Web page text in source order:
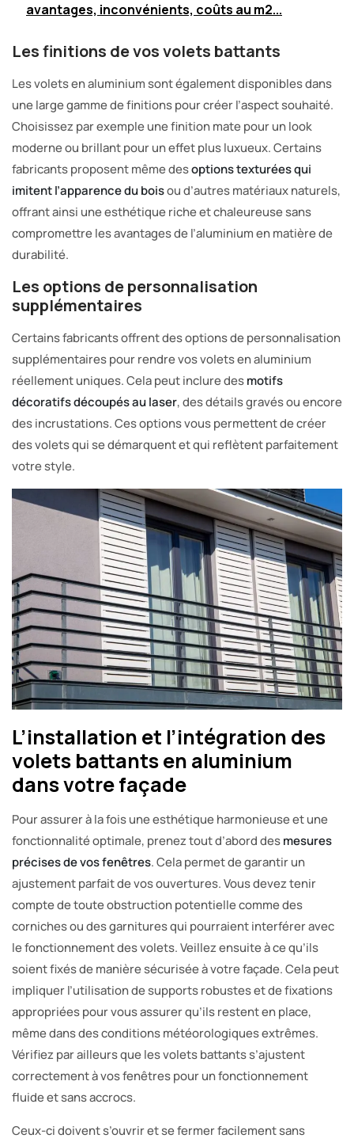
avantages, inconvénients, coûts au m2...
Les finitions de vos volets battants
Les volets en aluminium sont également disponibles dans
une large gamme de finitions pour créer l’aspect souhaité.
Choisissez par exemple une finition mate pour un look
moderne ou brillant pour un effet plus luxueux. Certains
fabricants proposent même desoptions texturées qui
imitent l’apparence du boisou d’autres matériaux naturels,
offrant ainsi une esthétique riche et chaleureuse sans
compromettre les avantages de l’aluminium en matière de
durabilité.
Les options de personnalisation
supplémentaires
Certains fabricants offrent des options de personnalisation
supplémentaires pour rendre vos volets en aluminium
réellement uniques. Cela peut inclure desmotifs
décoratifs découpés au laser, des détails gravés ou encore
des incrustations. Ces options vous permettent de créer
des volets qui se démarquent et qui reflètent parfaitement
votre style.
L’installation et l’intégration des
volets battants en aluminium
dans votre façade
Pour assurer à la fois une esthétique harmonieuse et une
fonctionnalité optimale, prenez tout d’abord desmesures
précises de vos fenêtres. Cela permet de garantir un
ajustement parfait de vos ouvertures. Vous devez tenir
compte de toute obstruction potentielle comme des
corniches ou des garnitures qui pourraient interférer avec
le fonctionnement des volets. Veillez ensuite à ce qu’ils
soient fixés de manière sécurisée à votre façade. Cela peut
impliquer l’utilisation de supports robustes et de fixations
appropriées pour vous assurer qu’ils restent en place,
même dans des conditions météorologiques extrêmes.
Vérifiez par ailleurs que les volets battants s’ajustent
correctement à vos fenêtres pour un fonctionnement
fluide et sans accrocs.
Ceux-ci doivent s’ouvrir et se fermer facilement sans